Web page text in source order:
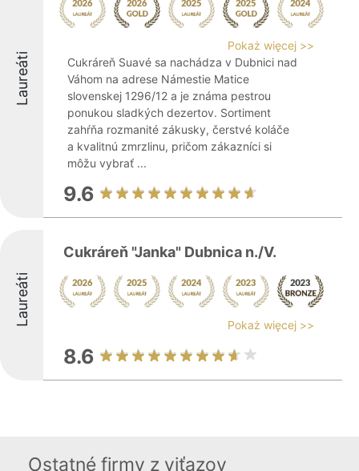
Laureáti
Pokaż więcej >>
Cukráreň Suavé sa nachádza v Dubnici nad
Váhom na adrese Námestie Matice
slovenskej 1296/12 a je známa pestrou
ponukou sladkých dezertov. Sortiment
zahŕňa rozmanité zákusky, čerstvé koláče
a kvalitnú zmrzlinu, pričom zákazníci si
môžu vybrať ...
9.6
Laureáti
Cukráreň "Janka" Dubnica n./V.
Pokaż więcej >>
8.6
Ostatné firmy z viťazov